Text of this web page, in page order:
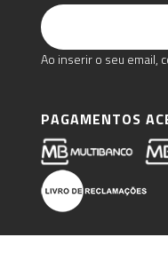
Ao inserir o seu email,
PAGAMENTOS